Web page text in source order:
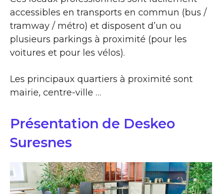
accessibles en transports en commun (bus /
tramway / métro) et disposent d’un ou
plusieurs parkings à proximité (pour les
voitures et pour les vélos).
Les principaux quartiers à proximité sont
mairie, centre-ville …
Présentation de Deskeo
Suresnes